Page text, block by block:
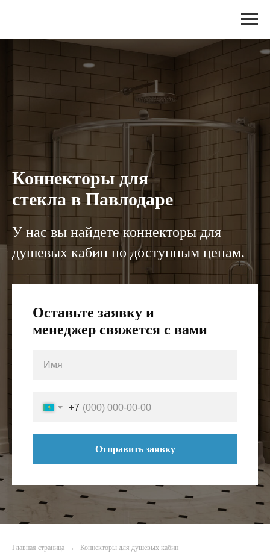
Коннекторы для
стекла в Павлодаре
У нас вы найдете коннекторы для
душевых кабин по доступным ценам.
Оставьте заявку и
менеджер свяжется с вами
+7
Отправить заявку
Главная страница → Коннекторы для душевых кабин